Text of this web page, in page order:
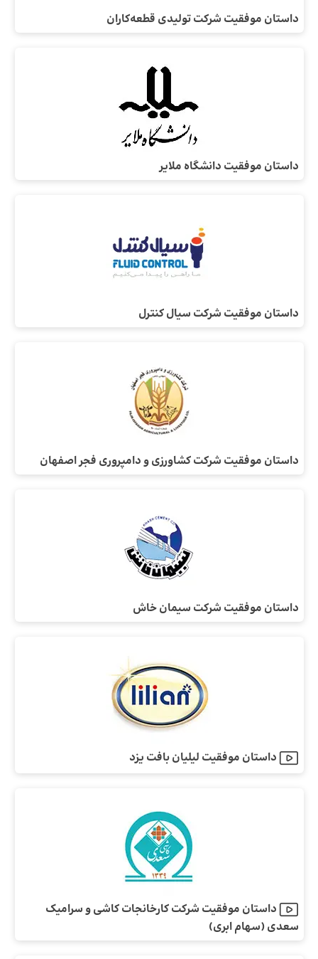
داستان موفقیت شرکت تولیدی قطعه‌کاران
داستان موفقیت دانشگاه ملایر
داستان موفقیت شرکت سیال کنترل
داستان موفقیت شرکت کشاورزی و دامپروری فجر اصفهان
داستان موفقیت شرکت سیمان خاش
داستان موفقیت لیلیان بافت یزد
داستان موفقیت شرکت کارخانجات کاشی و سرامیک
سعدی (سهام ابری)